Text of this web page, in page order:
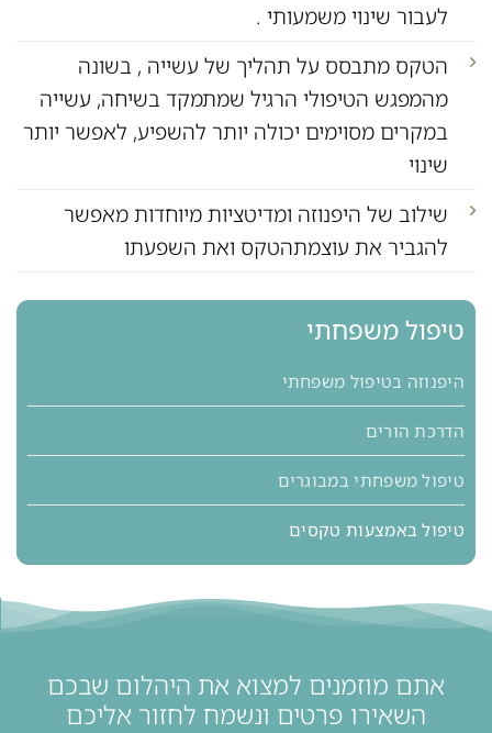
לעבור שינוי משמעותי .
הטקס מתבסס על תהליך של עשייה , בשונה
מהמפגש הטיפולי הרגיל שמתמקד בשיחה, עשייה
במקרים מסוימים יכולה יותר להשפיע, לאפשר יותר
שינוי
שילוב של היפנוזה ומדיטציות מיוחדות מאפשר
להגביר את עוצמתהטקס ואת השפעתו
טיפול משפחתי
היפנוזה בטיפול משפחתי
הדרכת הורים
טיפול משפחתי במבוגרים
טיפול באמצעות טקסים
אתם מוזמנים למצוא את היהלום שבכם
השאירו פרטים ונשמח לחזור אליכם